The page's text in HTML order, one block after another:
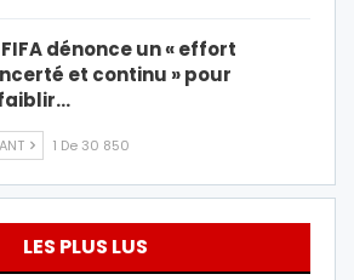
FIFA dénonce un « effort
et continu » pour
1 De 30 850
LES PLUS LUS